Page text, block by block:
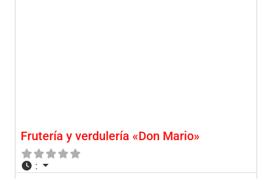
Frutería y verdulería «Don Mario»
: